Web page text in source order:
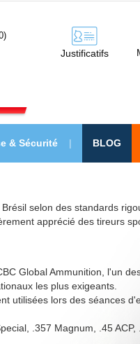
Justificatifs
& Sécurité BLOG
selon des standards
apprécié des tireurs
Global Ammunition, l'un
les plus exigeants.
utilisées lors des séances
.357 Magnum, .45 ACP,